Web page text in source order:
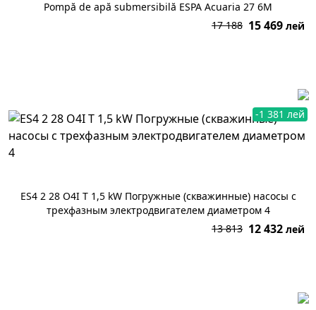
Pompă de apă submersibilă ESPA Acuaria 27 6M
17 188 15 469 лей
-1 381 лей
ES4 2 28 O4I T 1,5 kW Погружные (скважинные) насосы с
трехфазным электродвигателем диаметром 4
13 813 12 432 лей